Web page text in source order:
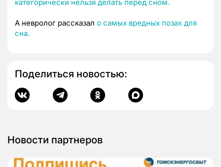
категорически нельзя делать перед сном.
А невролог рассказал о самых вредных позах для
сна.
Поделиться новостью:
Новости партнеров